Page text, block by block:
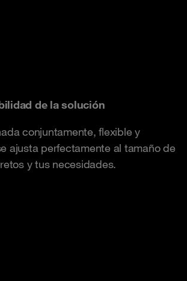
de la solución
conjuntamente, flexible y
ajusta perfectamente al tamaño de
y tus necesidades.